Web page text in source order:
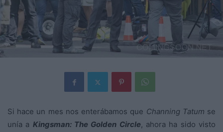
Si hace un mes nos enterábamos que Channing Tatum se
unía a Kingsman: The Golden Circle, ahora ha sido visto